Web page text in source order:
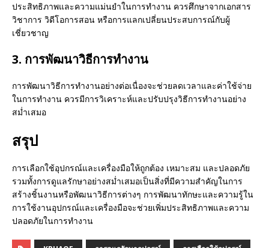
ประสิทธิภาพและความแม่นยำในการทำงาน ควรศึกษาจากเอกสาร
วิชาการ วิดีโอการสอน หรือการแลกเปลี่ยนประสบการณ์กับผู้
เชี่ยวชาญ
3. การพัฒนาวิธีการทำงาน
การพัฒนาวิธีการทำงานอย่างต่อเนื่องจะช่วยลดเวลาและค่าใช้จ่าย
ในการทำงาน ควรมีการวิเคราะห์และปรับปรุงวิธีการทำงานอย่าง
สม่ำเสมอ
สรุป
การเลือกใช้อุปกรณ์และเครื่องมือให้ถูกต้อง เหมาะสม และปลอดภัย
รวมทั้งการดูแลรักษาอย่างสม่ำเสมอเป็นสิ่งที่มีความสำคัญในการ
สร้างชิ้นงานหรือพัฒนาวิธีการต่างๆ การพัฒนาทักษะและความรู้ใน
การใช้งานอุปกรณ์และเครื่องมือจะช่วยเพิ่มประสิทธิภาพและความ
ปลอดภัยในการทำงาน